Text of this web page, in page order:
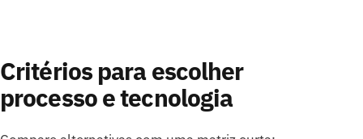
Critérios para escolher
processo e tecnologia